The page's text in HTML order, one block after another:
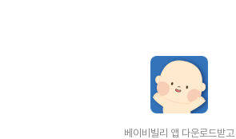
베이비빌리 앱 다운로드받고